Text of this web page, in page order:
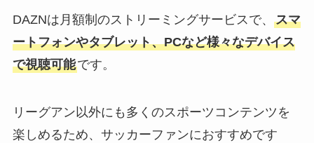
DAZNは月額制のストリーミングサービスで、 スマ
ートフォンやタブレット、PCなど様々なデバイス
で視聴可能です。
リーグアン以外にも多くのスポーツコンテンツを
楽しめるため、サッカーファンにおすすめです